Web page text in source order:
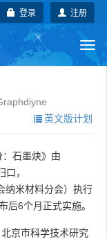
注册
登录
国际标准
英文版计划
石墨炔》由
，
纳米材料分会）执行
后6个月正式实施。
北京市科学技术研究